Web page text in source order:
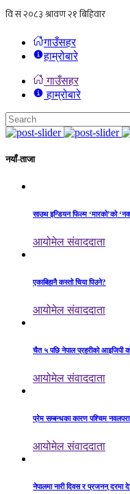
गाउँसहर
हाम्रोबारे
गाउँसहर
हाम्रोबारे
नयाँ-ताजा
साउथ इन्डियन फिल्म ‘मारको’को
आयोमेल संवाददाता
एकाबिहानै कस्तो चिया पिउने?
आयोमेल संवाददाता
चैत ५ पछि नेपाल प्रहरीको आइजिपी
आयोमेल संवाददाता
प्रेम सम्बन्धका कारण पश्चिम
आयोमेल संवाददाता
नेपालमा नारी दिवस र प्रजनन् दरमा